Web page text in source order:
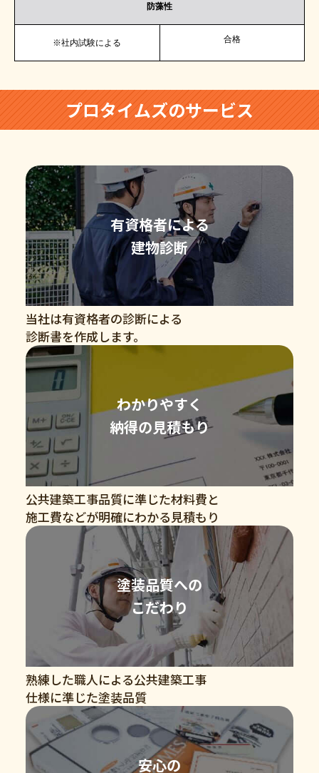
防藻性
※社内試験による 合格
プロタイムズのサービス
有資格者による
建物診断
当社は有資格者の診断による
診断書を作成します。
わかりやすく
納得の見積もり
公共建築工事品質に準じた材料費と
施工費などが明確にわかる見積もり
塗装品質への
こだわり
熟練した職人による公共建築工事
仕様に準じた塗装品質
安心の